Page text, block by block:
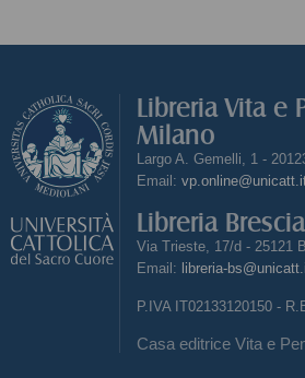
Libreria Vita e
Milano
Largo A. Gemelli, 1 -
Email:
Libreria Brescia
Via Trieste, 17/d - 25121
Email: libreria-
P.IVA IT02133120150 -
Casa editrice Vita e